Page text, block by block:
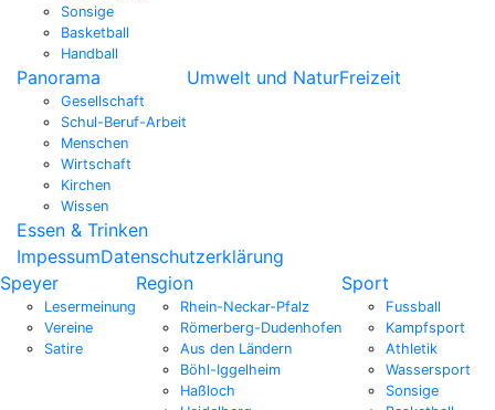
Sonsige
Basketball
Handball
Panorama
Gesellschaft
Schul-Beruf-Arbeit
Menschen
Wirtschaft
Kirchen
Wissen
Umwelt und NaturFreizeit
Essen & Trinken
ImpessumDatenschutzerklärung
Speyer
Lesermeinung
Vereine
Satire
Region
Rhein-Neckar-Pfalz
Römerberg-Dudenhofen
Aus den Ländern
Böhl-Iggelheim
Haßloch
Sport
Fussball
Kampfsport
Athletik
Wassersport
Sonsige